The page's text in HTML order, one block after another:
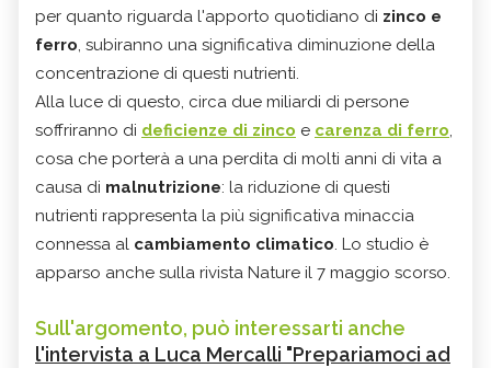
per quanto riguarda l'apporto quotidiano di zinco e
ferro, subiranno una significativa diminuzione della
concentrazione di questi nutrienti.
Alla luce di questo, circa due miliardi di persone
soffriranno di deficienze di zinco e carenza di ferro,
cosa che porterà a una perdita di molti anni di vita a
causa di malnutrizione: la riduzione di questi
nutrienti rappresenta la più significativa minaccia
connessa al cambiamento climatico. Lo studio è
apparso anche sulla rivista Nature il 7 maggio scorso.
Sull'argomento, può interessarti anche
l'intervista a Luca Mercalli "Prepariamoci ad